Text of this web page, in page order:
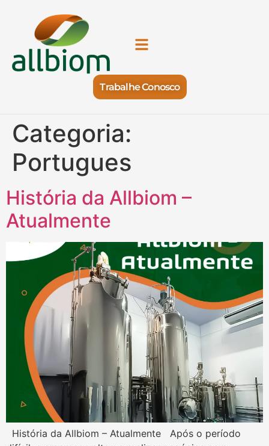
Trabalhe Conosco
Categoria:
Portugues
História da Allbiom –
Atualmente
História da Allbiom – Atualmente Após o período